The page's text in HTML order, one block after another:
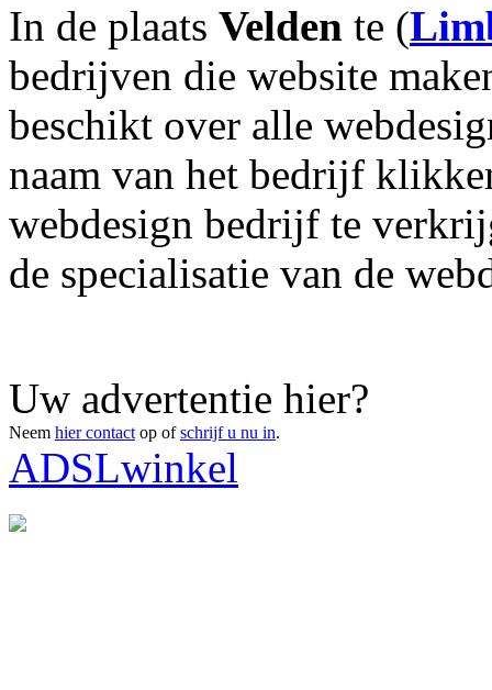
In de plaats Velden te (
bedrijven die website
beschikt over alle
naam van het bedrijf
webdesign bedrijf te
de specialisatie van de
Uw advertentie hier?
Neem hier contact op ofschrijf u nu in.
ADSLwinkel